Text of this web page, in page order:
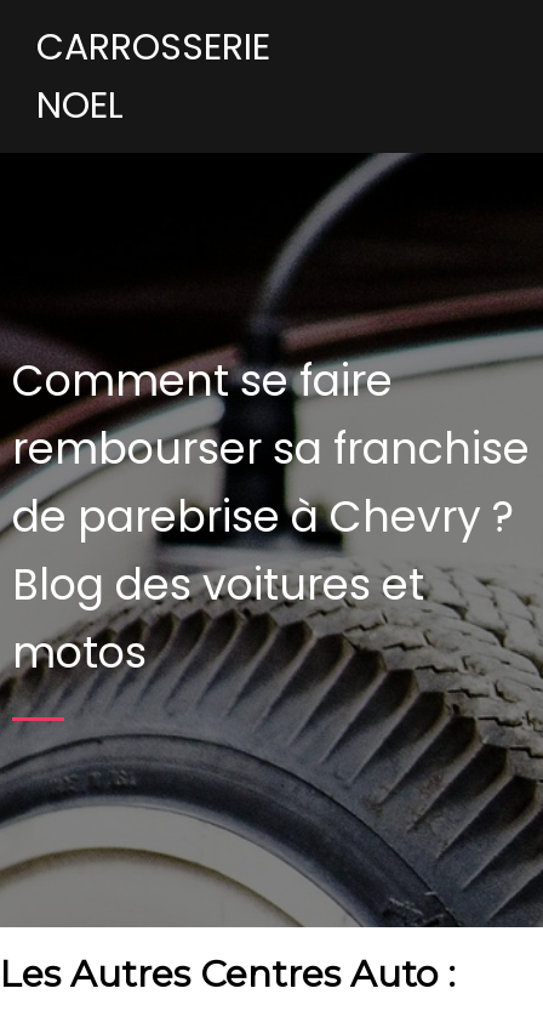
CARROSSERIE
NOEL
Comment se faire
rembourser sa franchise
de parebrise à Chevry ?
Blog des voitures et
motos
Les Autres Centres Auto :